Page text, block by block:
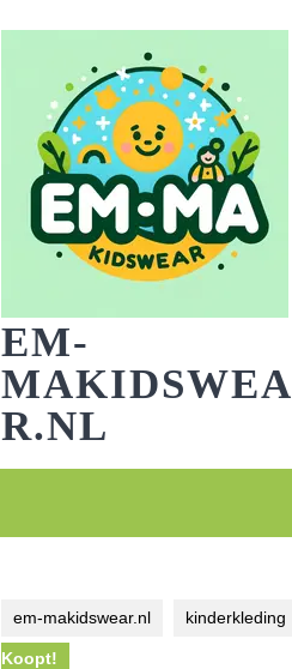
EM-
MAKIDSWEA
R.NL
em-makidswear.nl kinderkleding
Koopt!